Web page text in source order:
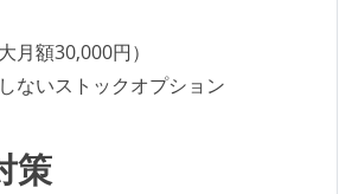
ドには自動的にリグレッションテスト
境が構築されている
ている
月額30,000円）
ないストックオプション
策